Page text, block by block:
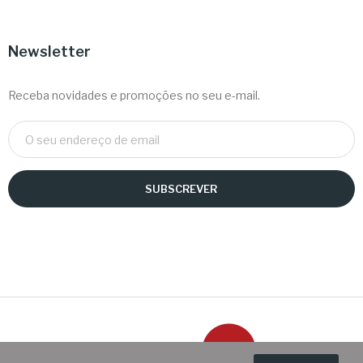
Newsletter
Receba novidades e promoções no seu e-mail.
SUBSCREVER